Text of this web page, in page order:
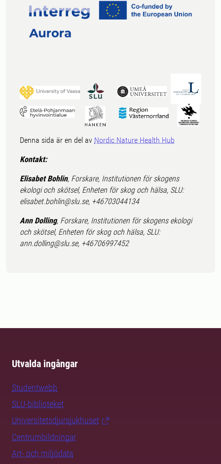
Denna sida är en del av Nordic Nature Health Hub
Kontakt:
Elisabet Bohlin, Forskare, Institutionen för skogens
ekologi och skötsel, Enheten för skog och hälsa, SLU:
elisabet.bohlin@slu.se, +46703044134
Ann Dolling, Forskare, Institutionen för skogens ekologi
och skötsel, Enheten för skog och hälsa, SLU:
ann.dolling@slu.se, +46706997452
Utvalda ingångar
Studentwebb
SLU-biblioteket
Universitetsdjursjukhuset
Centrumbildningar
Art- och miljödata